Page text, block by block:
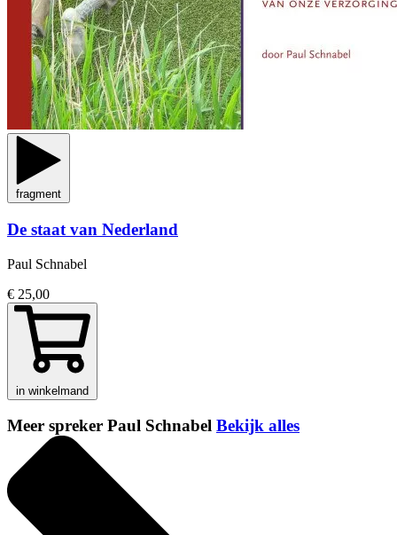
fragment
De staat van Nederland
Paul Schnabel
€ 25,00
in winkelmand
Meer spreker Paul Schnabel Bekijk alles